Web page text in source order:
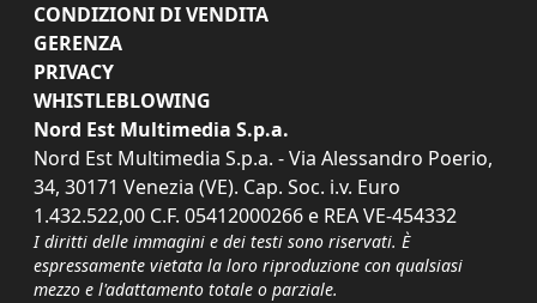
CONDIZIONI DI VENDITA
GERENZA
PRIVACY
WHISTLEBLOWING
Nord Est Multimedia S.p.a.
Nord Est Multimedia S.p.a. - Via Alessandro Poerio,
34, 30171 Venezia (VE). Cap. Soc. i.v. Euro
1.432.522,00 C.F. 05412000266 e REA VE-454332
I diritti delle immagini e dei testi sono riservati. È
espressamente vietata la loro riproduzione con qualsiasi
mezzo e l'adattamento totale o parziale.